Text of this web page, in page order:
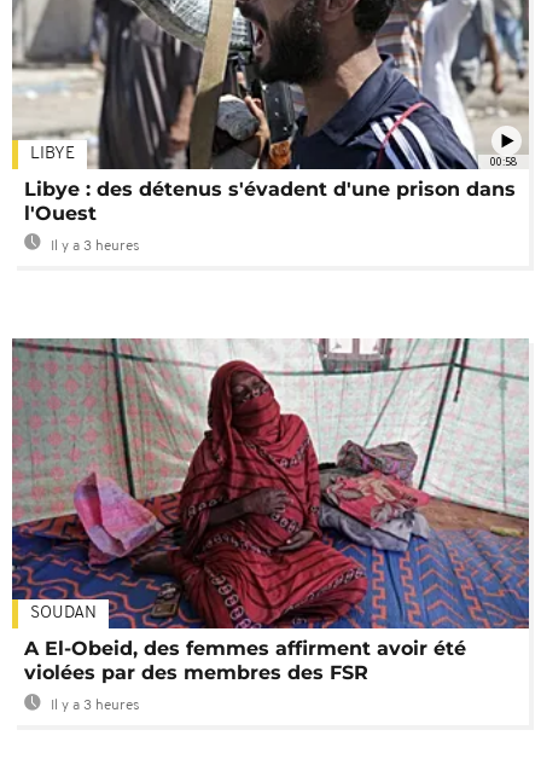
00:58
LIBYE
Libye : des détenus s'évadent d'une prison dans
l'Ouest
Il y a 3 heures
SOUDAN
A El-Obeid, des femmes affirment avoir été
violées par des membres des FSR
Il y a 3 heures